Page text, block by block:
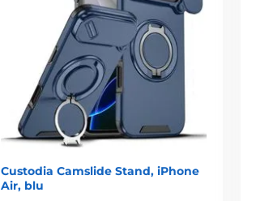
Custodia Camslide Stand, iPhone
Air, blu